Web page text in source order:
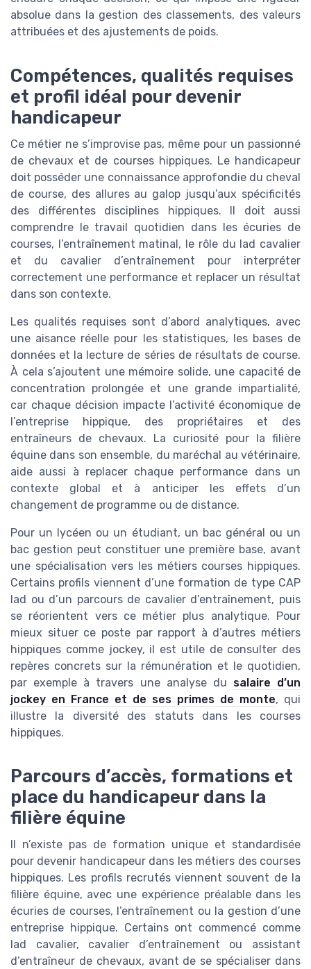
absolue dans la gestion des classements, des valeurs
attribuées et des ajustements de poids.
Compétences, qualités requises
et profil idéal pour devenir
handicapeur
Ce métier ne s’improvise pas, même pour un passionné
de chevaux et de courses hippiques. Le handicapeur
doit posséder une connaissance approfondie du cheval
de course, des allures au galop jusqu’aux spécificités
des différentes disciplines hippiques. Il doit aussi
comprendre le travail quotidien dans les écuries de
courses, l’entraînement matinal, le rôle du lad cavalier
et du cavalier d’entraînement pour interpréter
correctement une performance et replacer un résultat
dans son contexte.
Les qualités requises sont d’abord analytiques, avec
une aisance réelle pour les statistiques, les bases de
données et la lecture de séries de résultats de course.
À cela s’ajoutent une mémoire solide, une capacité de
concentration prolongée et une grande impartialité,
car chaque décision impacte l’activité économique de
l’entreprise hippique, des propriétaires et des
entraîneurs de chevaux. La curiosité pour la filière
équine dans son ensemble, du maréchal au vétérinaire,
aide aussi à replacer chaque performance dans un
contexte global et à anticiper les effets d’un
changement de programme ou de distance.
Pour un lycéen ou un étudiant, un bac général ou un
bac gestion peut constituer une première base, avant
une spécialisation vers les métiers courses hippiques.
Certains profils viennent d’une formation de type CAP
lad ou d’un parcours de cavalier d’entraînement, puis
se réorientent vers ce métier plus analytique. Pour
mieux situer ce poste par rapport à d’autres métiers
hippiques comme jockey, il est utile de consulter des
repères concrets sur la rémunération et le quotidien,
par exemple à travers une analyse du salaire d’un
jockey en France et de ses primes de monte, qui
illustre la diversité des statuts dans les courses
hippiques.
Parcours d’accès, formations et
place du handicapeur dans la
filière équine
Il n’existe pas de formation unique et standardisée
pour devenir handicapeur dans les métiers des courses
hippiques. Les profils recrutés viennent souvent de la
filière équine, avec une expérience préalable dans les
écuries de courses, l’entraînement ou la gestion d’une
entreprise hippique. Certains ont commencé comme
lad cavalier, cavalier d’entraînement ou assistant
d’entraîneur de chevaux, avant de se spécialiser dans